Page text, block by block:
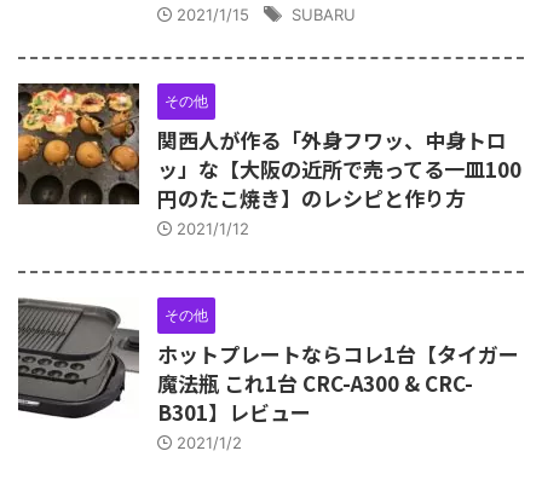
2021/1/15 SUBARU
その他
関西人が作る「外身フワッ、中身トロ
ッ」な【大阪の近所で売ってる一皿100
円のたこ焼き】のレシピと作り方
2021/1/12
その他
ホットプレートならコレ1台【タイガー
魔法瓶 これ1台 CRC-A300 & CRC-
B301】レビュー
2021/1/2